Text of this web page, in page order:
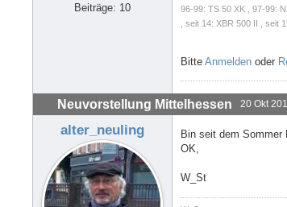
Beiträge: 10
96-99: TS 50 XK , 97-99:
, seit 14: XBR 500 II , seit
Bitte Anmelden oder
Neuvorstellung Mittelhessen 20 Okt
alter_neuling
Bin seit dem Sommer
OK,
W_St